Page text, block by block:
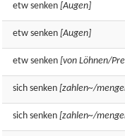
etw senken [Augen]
etw senken [Augen]
etw senken [von Löhnen/
sich senken [zahlen~/
sich senken [zahlen~/